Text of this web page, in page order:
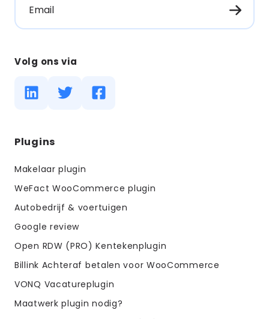
Email
Volg ons via
Diensten
Plugins
Makelaar plugin
WeFact WooCommerce plugin
Autobedrijf & voertuigen
Google review
Open RDW (PRO) Kentekenplugin
Billink Achteraf betalen voor WooCommerce
VONQ Vacatureplugin
Maatwerk plugin nodig?